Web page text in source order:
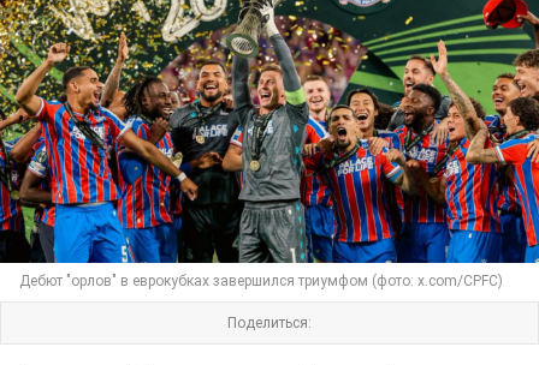
Дебют "орлов" в еврокубках завершился триумфом (фото: x.com/CPFC)
Поделиться: